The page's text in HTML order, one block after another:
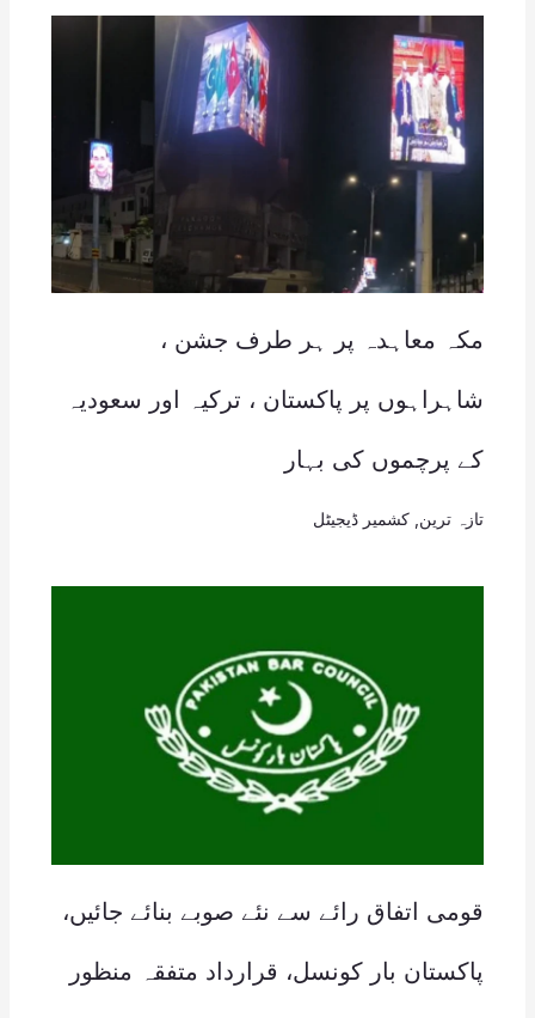
مکہ معاہدہ پر ہر طرف جشن ،
شاہراہوں پر پاکستان ، ترکیہ اور سعودیہ
کے پرچموں کی بہار
تازہ ترین کشمیر ڈیجیٹل
قومی اتفاق رائے سے نئے صوبے بنائے جائیں،
پاکستان بار کونسل، قرارداد متفقہ منظور